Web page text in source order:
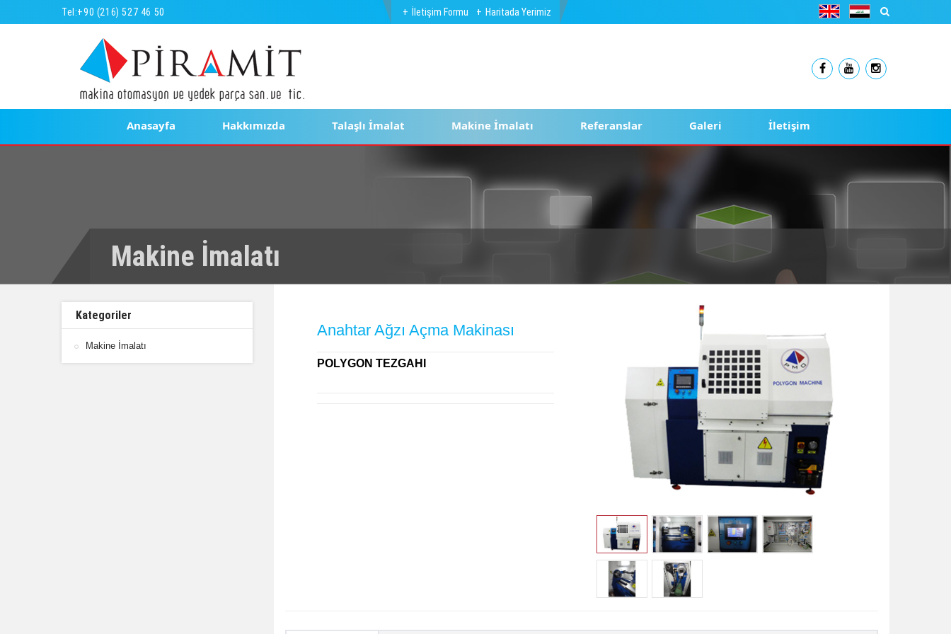
Tel:+90 (216) 527 46 50 İletişim Formu Haritada Yerimiz
Anasayfa Hakkımızda Talaşlı İmalat Makine İmalatı Referanslar Galeri İletişim
Makine İmalatı
Kategoriler
Makine İmalatı
Anahtar Ağzı Açma Makinası
POLYGON TEZGAHI